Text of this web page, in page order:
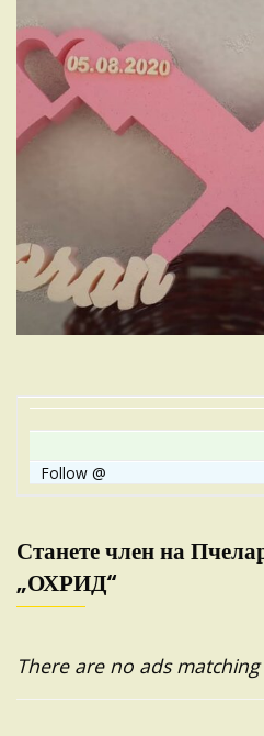
Follow @
Станете член на
„ОХРИД“
There are no ads